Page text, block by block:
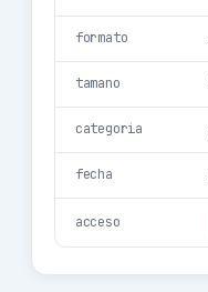
formato
tamano
categoria
fecha
acceso